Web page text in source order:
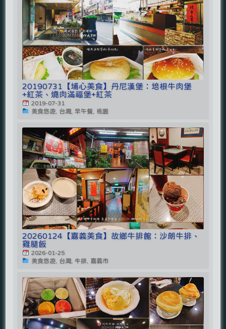
20190731【埔心美食】丹尼漢堡：培根牛肉堡
+紅茶、燒肉滿福堡+紅茶
2019-07-31
美食悠遊, 台灣, 早午餐, 桃園
20260124【嘉義美食】故鄉牛排館：沙朗牛排、
雞腿飯
2026-01-25
美食悠遊, 台灣, 牛排, 嘉義市